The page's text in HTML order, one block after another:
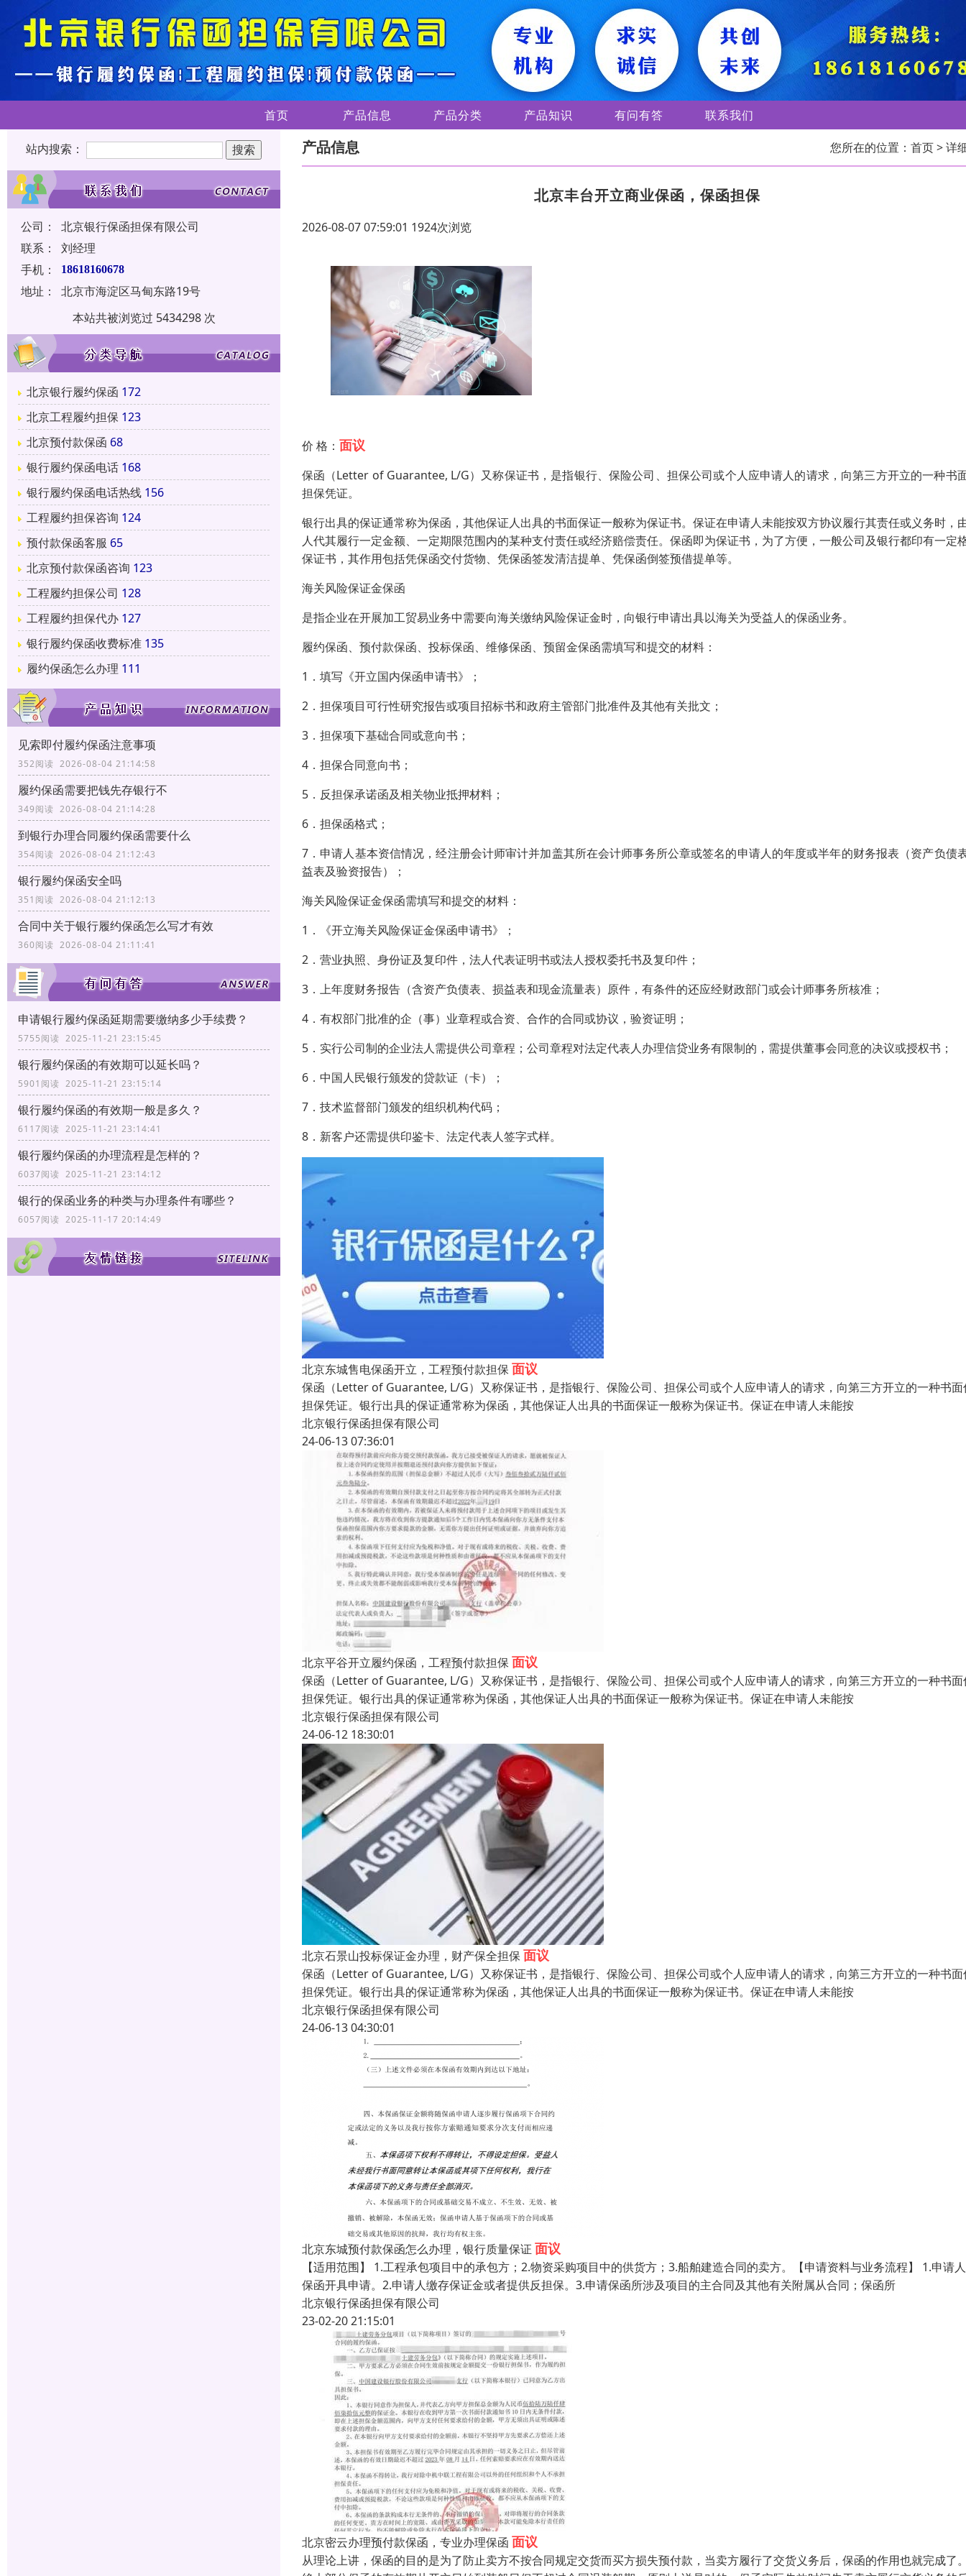
首页 产品信息 产品分类 产品知识 有问有答 联系我们
站内搜索：
公司：
北京银行保函担保有限公司
联系：
刘经理
手机：
18618160678
地址：
北京市海淀区马甸东路19号
本站共被浏览过 5434298 次
北京银行履约保函 172
北京工程履约担保 123
北京预付款保函 68
银行履约保函电话 168
银行履约保函电话热线 156
工程履约担保咨询 124
预付款保函客服 65
北京预付款保函咨询 123
工程履约担保公司 128
工程履约担保代办 127
银行履约保函收费标准 135
履约保函怎么办理 111
见索即付履约保函注意事项
352阅读 2026-08-04 21:14:58
履约保函需要把钱先存银行不
349阅读 2026-08-04 21:14:28
到银行办理合同履约保函需要什么
354阅读 2026-08-04 21:12:43
银行履约保函安全吗
351阅读 2026-08-04 21:12:13
合同中关于银行履约保函怎么写才有效
360阅读 2026-08-04 21:11:41
申请银行履约保函延期需要缴纳多少手续费？
5755阅读 2025-11-21 23:15:45
银行履约保函的有效期可以延长吗？
5901阅读 2025-11-21 23:15:14
银行履约保函的有效期一般是多久？
6117阅读 2025-11-21 23:14:41
银行履约保函的办理流程是怎样的？
6037阅读 2025-11-21 23:14:12
银行的保函业务的种类与办理条件有哪些？
6057阅读 2025-11-17 20:14:49
产品信息 您所在的位置： 首页> 详
北京丰台开立商业保函，保函担保
2026-08-07 07:59:01 1924次浏览
价 格： 面议
保函（Letter of Guarantee, L/G）又称保证书，是指银行、保险公司、担保公司或个人应申请人的请求，向第三方开立的一种书
担保凭证。
银行出具的保证通常称为保函，其他保证人出具的书面保证一般称为保证书。保证在申请人未能按双方协议履行其责任或义务时，
人代其履行一定金额、一定期限范围内的某种支付责任或经济赔偿责任。保函即为保证书，为了方便，一般公司及银行都印有一定
保证书，其作用包括凭保函交付货物、凭保函签发清洁提单、凭保函倒签预借提单等。
海关风险保证金保函
是指企业在开展加工贸易业务中需要向海关缴纳风险保证金时，向银行申请出具以海关为受益人的保函业务。
履约保函、预付款保函、投标保函、维修保函、预留金保函需填写和提交的材料：
1．填写《开立国内保函申请书》；
2．担保项目可行性研究报告或项目招标书和政府主管部门批准件及其他有关批文；
3．担保项下基础合同或意向书；
4．担保合同意向书；
5．反担保承诺函及相关物业抵押材料；
6．担保函格式；
7．申请人基本资信情况，经注册会计师审计并加盖其所在会计师事务所公章或签名的申请人的年度或半年的财务报表（资产负债
益表及验资报告）；
海关风险保证金保函需填写和提交的材料：
1．《开立海关风险保证金保函申请书》；
2．营业执照、身份证及复印件，法人代表证明书或法人授权委托书及复印件；
3．上年度财务报告（含资产负债表、损益表和现金流量表）原件，有条件的还应经财政部门或会计师事务所核准；
4．有权部门批准的企（事）业章程或合资、合作的合同或协议，验资证明；
5．实行公司制的企业法人需提供公司章程；公司章程对法定代表人办理信贷业务有限制的，需提供董事会同意的决议或授权书；
6．中国人民银行颁发的贷款证（卡）；
7．技术监督部门颁发的组织机构代码；
8．新客户还需提供印鉴卡、法定代表人签字式样。
北京东城售电保函开立，工程预付款担保 面议
保函（Letter of Guarantee, L/G）又称保证书，是指银行、保险公司、担保公司或个人应申请人的请求，向第三方开立的一种书面
担保凭证。银行出具的保证通常称为保函，其他保证人出具的书面保证一般称为保证书。保证在申请人未能按
北京银行保函担保有限公司
24-06-13 07:36:01
北京平谷开立履约保函，工程预付款担保 面议
保函（Letter of Guarantee, L/G）又称保证书，是指银行、保险公司、担保公司或个人应申请人的请求，向第三方开立的一种书面
担保凭证。银行出具的保证通常称为保函，其他保证人出具的书面保证一般称为保证书。保证在申请人未能按
北京银行保函担保有限公司
24-06-12 18:30:01
北京石景山投标保证金办理，财产保全担保 面议
保函（Letter of Guarantee, L/G）又称保证书，是指银行、保险公司、担保公司或个人应申请人的请求，向第三方开立的一种书面
担保凭证。银行出具的保证通常称为保函，其他保证人出具的书面保证一般称为保证书。保证在申请人未能按
北京银行保函担保有限公司
24-06-13 04:30:01
北京东城预付款保函怎么办理，银行质量保证 面议
【适用范围】 1.工程承包项目中的承包方；2.物资采购项目中的供货方；3.船舶建造合同的卖方。【申请资料与业务流程】 1.申请
保函开具申请。2.申请人缴存保证金或者提供反担保。3.申请保函所涉及项目的主合同及其他有关附属从合同；保函所
北京银行保函担保有限公司
23-02-20 21:15:01
北京密云办理预付款保函，专业办理保函 面议
从理论上讲，保函的目的是为了防止卖方不按合同规定交货而买方损失预付款，当卖方履行了交货义务后，保函的作用也就完成了